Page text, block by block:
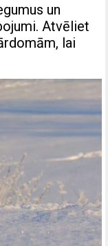
un
Atvēliet
lai